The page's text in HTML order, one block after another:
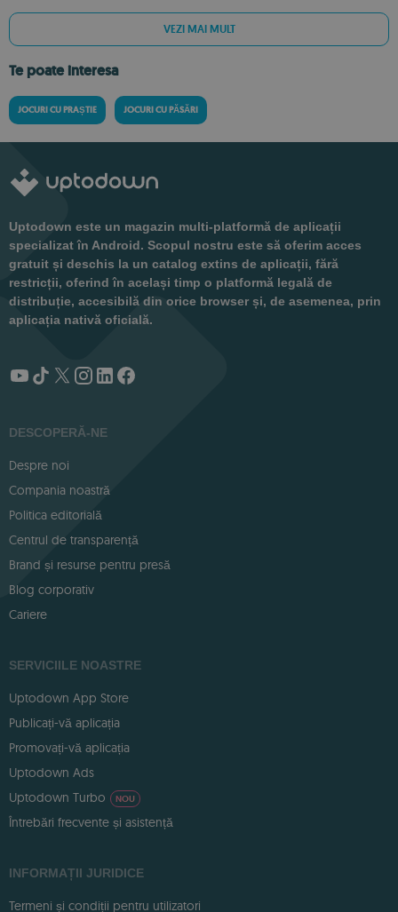
VEZI MAI MULT
Te poate interesa
JOCURI CU PRAȘTIE JOCURI CU PĂSĂRI
Uptodown este un magazin multi-platformă de aplicații
specializat în Android. Scopul nostru este să oferim acces
gratuit și deschis la un catalog extins de aplicații, fără
restricții, oferind în același timp o platformă legală de
distribuție, accesibilă din orice browser și, de asemenea, prin
aplicația nativă oficială.
DESCOPERĂ-NE
Despre noi
Compania noastră
Politica editorială
Centrul de transparență
Brand și resurse pentru presă
Blog corporativ
Cariere
SERVICIILE NOASTRE
Uptodown App Store
Publicați-vă aplicația
Promovați-vă aplicația
Uptodown Ads
Uptodown Turbo
NOU
Întrebări frecvente și asistență
INFORMAȚII JURIDICE
Termeni și condiții pentru utilizatori